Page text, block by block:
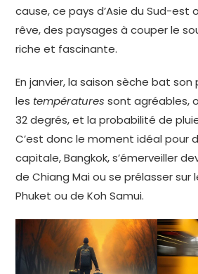
cause, ce pays d’Asie du Sud-
rêve, des paysages à couper le
riche et fascinante.
En janvier, la saison sèche bat son
les températures sont agréables,
32 degrés, et la probabilité de
C’est donc le moment idéal pour
capitale, Bangkok, s’émerveiller
de Chiang Mai ou se prélasser sur
Phuket ou de Koh Samui.